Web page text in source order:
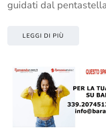
guidati dal
LEGGI DI PIÙ